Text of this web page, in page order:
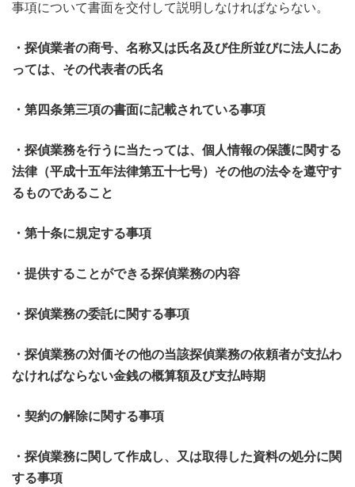
事項について書面を交付して説明しなければならない。
・探偵業者の商号、名称又は氏名及び住所並びに法人にあ
っては、その代表者の氏名
・第四条第三項の書面に記載されている事項
・探偵業務を行うに当たっては、個人情報の保護に関する
法律（平成十五年法律第五十七号）その他の法令を遵守す
るものであること
・第十条に規定する事項
・提供することができる探偵業務の内容
・探偵業務の委託に関する事項
・探偵業務の対価その他の当該探偵業務の依頼者が支払わ
なければならない金銭の概算額及び支払時期
・契約の解除に関する事項
・探偵業務に関して作成し、又は取得した資料の処分に関
する事項